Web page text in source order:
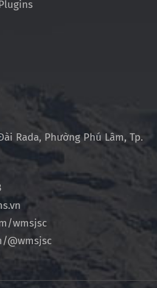
Rada, Phường Phú Lâm, Tp.
wmsjsc
@wmsjsc